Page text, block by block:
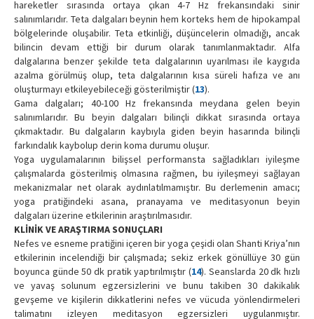
hareketler sırasında ortaya çıkan 4-7 Hz frekansındaki sinir
salınımlarıdır. Teta dalgaları beynin hem korteks hem de hipokampal
bölgelerinde oluşabilir. Teta etkinliği, düşüncelerin olmadığı, ancak
bilincin devam ettiği bir durum olarak tanımlanmaktadır. Alfa
dalgalarına benzer şekilde teta dalgalarının uyarılması ile kaygıda
azalma görülmüş olup, teta dalgalarının kısa süreli hafıza ve anı
oluşturmayı etkileyebileceği gösterilmiştir (13).
Gama dalgaları; 40-100 Hz frekansında meydana gelen beyin
salınımlarıdır. Bu beyin dalgaları bilinçli dikkat sırasında ortaya
çıkmaktadır. Bu dalgaların kaybıyla giden beyin hasarında bilinçli
farkındalık kaybolup derin koma durumu oluşur.
Yoga uygulamalarının bilişsel performansta sağladıkları iyileşme
çalışmalarda gösterilmiş olmasına rağmen, bu iyileşmeyi sağlayan
mekanizmalar net olarak aydınlatılmamıştır. Bu derlemenin amacı;
yoga pratiğindeki asana, pranayama ve meditasyonun beyin
dalgaları üzerine etkilerinin araştırılmasıdır.
KLİNİK VE ARAŞTIRMA SONUÇLARI
Nefes ve esneme pratiğini içeren bir yoga çeşidi olan Shanti Kriya’nın
etkilerinin incelendiği bir çalışmada; sekiz erkek gönüllüye 30 gün
boyunca günde 50 dk pratik yaptırılmıştır (14). Seanslarda 20 dk hızlı
ve yavaş solunum egzersizlerini ve bunu takiben 30 dakikalık
gevşeme ve kişilerin dikkatlerini nefes ve vücuda yönlendirmeleri
talimatını izleyen meditasyon egzersizleri uygulanmıştır.